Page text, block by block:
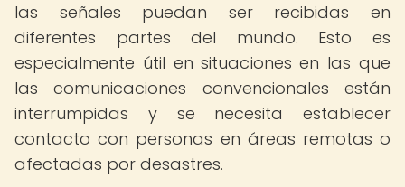
las señales puedan ser recibidas en
diferentes partes del mundo. Esto es
especialmente útil en situaciones en las que
las comunicaciones convencionales están
interrumpidas y se necesita establecer
contacto con personas en áreas remotas o
afectadas por desastres.